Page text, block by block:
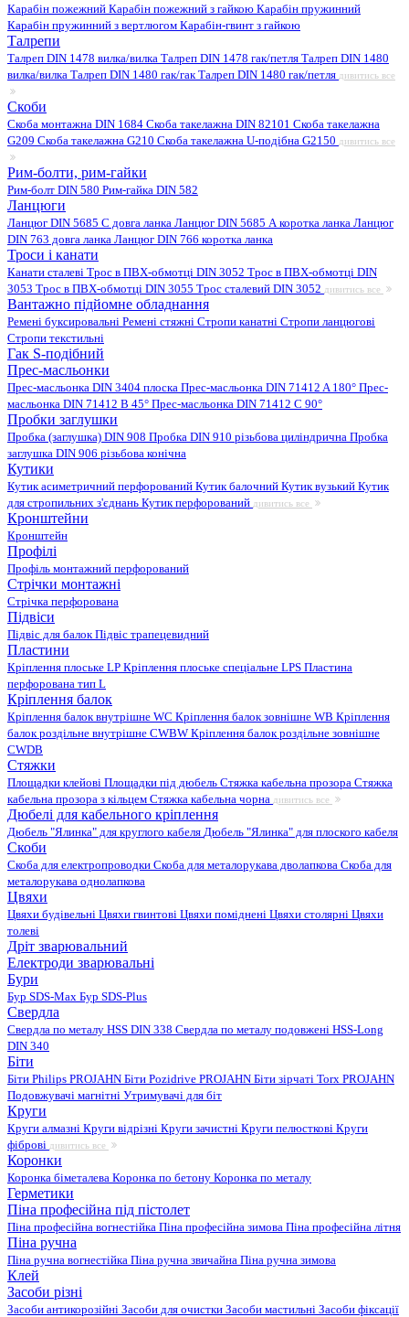
Карабін пожежний Карабін пожежний з гайкою Карабін пружинний
Карабін пружинний з вертлюгом Карабін-гвинт з гайкою
Талрепи
Талреп DIN 1478 вилка/вилка Талреп DIN 1478 гак/петля Талреп DIN 1480
вилка/вилка Талреп DIN 1480 гак/гакТалреп DIN 1480 гак/петля дивитись все
Скоби
Скоба монтажна DIN 1684 Скоба такелажна DIN 82101 Скоба такелажна
G209 Скоба такелажна G210 Скоба такелажна U-подібна G2150 дивитись все
Рим-болти, рим-гайки
Рим-болт DIN 580 Рим-гайка DIN 582
Ланцюги
Ланцюг DIN 5685 C довга ланка Ланцюг DIN 5685 А коротка ланка Ланцюг
DIN 763 довга ланка Ланцюг DIN 766 коротка ланка
Троси і канати
Канати сталеві Трос в ПВХ-обмотці DIN 3052 Трос в ПВХ-обмотці DIN
3053 Трос в ПВХ-обмотці DIN 3055 Трос сталевий DIN 3052 дивитись все
Вантажно підйомне обладнання
Ремені буксировальні Ремені стяжні Стропи канатні Стропи ланцюгові
Стропи текстильні
Гак S-подібний
Прес-масльонки
Прес-масльонка DIN 3404 плоска Прес-масльонка DIN 71412 A 180° Прес-
масльонка DIN 71412 B 45° Прес-масльонка DIN 71412 C 90°
Пробки заглушки
Пробка (заглушка) DIN 908 Пробка DIN 910 різьбова циліндрична Пробка
заглушка DIN 906 різьбова конічна
Кутики
Кутик асиметричний перфорований Кутик балочний Кутик вузький Кутик
для стропильних з'єднань Кутик перфорований дивитись все
Кронштейни
Кронштейн
Профілі
Профіль монтажний перфорований
Стрічки монтажні
Стрічка перфорована
Підвіси
Підвіс для балокПідвіс трапецевидний
Пластини
Кріплення плоське LP Кріплення плоське спеціальне LPS Пластина
перфорована тип L
Кріплення балок
Кріплення балок внутрішне WC Кріплення балок зовнішне WB Кріплення
балок роздільне внутрішне CWBW Кріплення балок роздільне зовнішне
CWDB
Стяжки
Площадки клейові Площадки під дюбель Стяжка кабельна прозора Стяжка
кабельна прозора з кільцем Стяжка кабельна чорна дивитись все
Дюбелі для кабельного кріплення
Дюбель "Ялинка" для круглого кабеля Дюбель "Ялинка" для плоского кабеля
Скоби
Скоба для електропроводки Скоба для металорукава дволапкова Скоба для
металорукава однолапкова
Цвяхи
Цвяхи будівельні Цвяхи гвинтові Цвяхи поміднені Цвяхи столярні Цвяхи
толеві
Дріт зварювальний
Електроди зварювальні
Бури
Бур SDS-Max Бур SDS-Plus
Свердла
Свердла по металу HSS DIN 338 Свердла по металу подовжені HSS-Long
DIN 340
Біти
Біти Philips PROJAHN Біти Pozidrive PROJAHN Біти зірчаті Torx PROJAHN
Подовжувачі магнітні Утримувачі для біт
Круги
Круги алмазні Круги відрізні Круги зачистні Круги пелюсткові Круги
фіброві дивитись все
Коронки
Коронка біметалева Коронка по бетону Коронка по металу
Герметики
Піна професійна під пістолет
Піна професійна вогнестійка Піна професійна зимова Піна професійна літня
Піна ручна
Піна ручна вогнестійка Піна ручна звичайна Піна ручна зимова
Клей
Засоби різні
Засоби антикорозійні Засоби для очистки Засоби мастильні Засоби фіксації